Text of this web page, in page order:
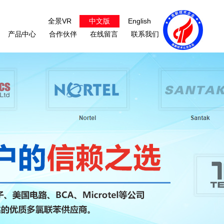
English
中文版
全景VR
产品中心
合作伙伴 在线留言 联系我们